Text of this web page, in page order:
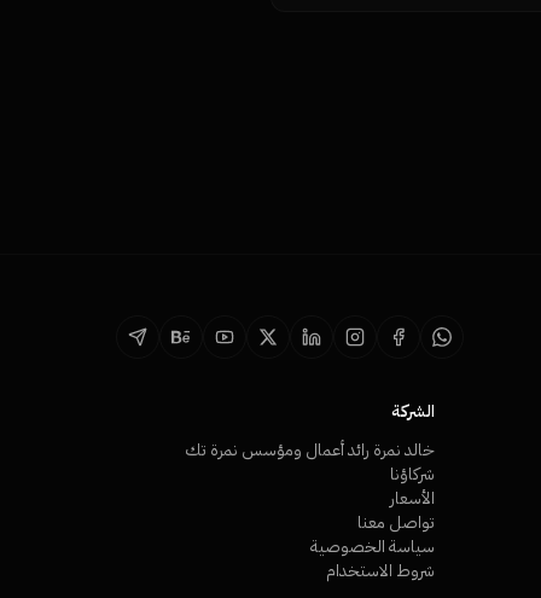
الشركة
خالد نمرة رائد أعمال ومؤسس نمرة تك
شركاؤنا
الأسعار
تواصل معنا
سياسة الخصوصية
شروط الاستخدام